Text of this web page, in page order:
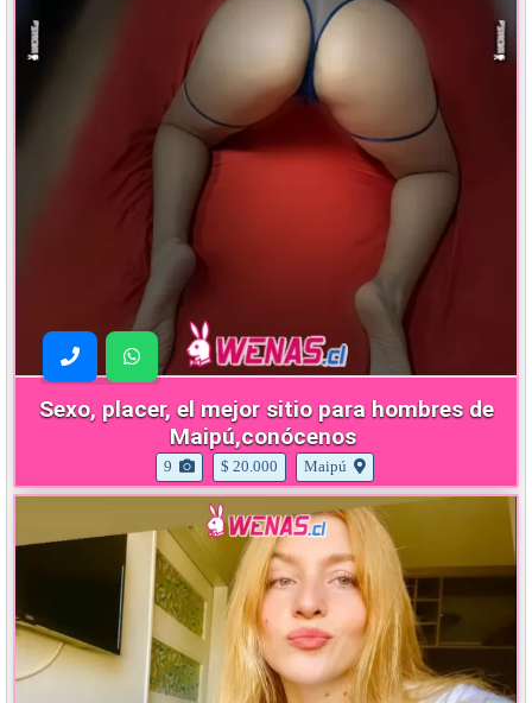
Sexo, placer, el mejor sitio para hombres de
Maipú,conócenos
9 $ 20.000 Maipú